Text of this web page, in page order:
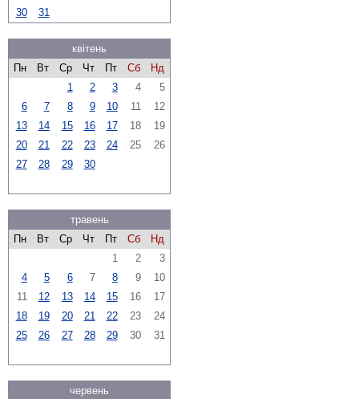
30
31
квітень
Пн
Вт Ср Чт Пт Сб
Нд
1
2 3 4
5
6
7 8 9 10 11
12
13
14 15 16 17 18
19
20
21 22 23 24 25
26
27
28 29 30
травень
Пн
Вт Ср Чт Пт Сб
Нд
1
2
3
4
5 6 7 8 9
10
11
12 13 14 15 16
17
18
19 20 21 22 23
24
25
26 27 28 29 30 31
червень